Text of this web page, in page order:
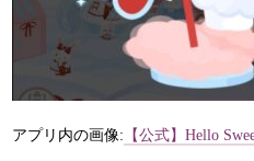
アプリ内の画像: 【公式】Hello